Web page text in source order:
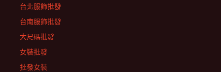
台北服飾批發
台南服飾批發
大尺碼批發
女裝批發
批發女裝